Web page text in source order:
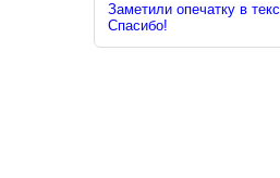
Заметили опечатку в
Спасибо!